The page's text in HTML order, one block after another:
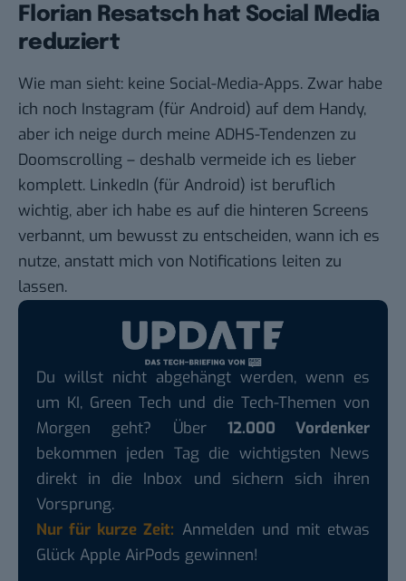
Florian Resatsch hat Social Media
reduziert
Wie man sieht: keine Social-Media-Apps. Zwar habe
ich noch Instagram (für Android) auf dem Handy,
aber ich neige durch meine ADHS-Tendenzen zu
Doomscrolling – deshalb vermeide ich es lieber
komplett. LinkedIn (für Android) ist beruflich
wichtig, aber ich habe es auf die hinteren Screens
verbannt, um bewusst zu entscheiden, wann ich es
nutze, anstatt mich von Notifications leiten zu
lassen.
Du willst nicht abgehängt werden, wenn es
um KI, Green Tech und die Tech-Themen von
Morgen geht? Über 12.000 Vordenker
bekommen jeden Tag die wichtigsten News
direkt in die Inbox und sichern sich ihren
Vorsprung.
Nur für kurze Zeit: Anmelden und mit etwas
Glück Apple AirPods gewinnen!